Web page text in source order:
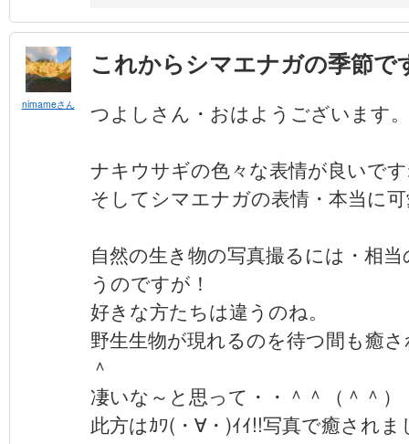
nimameさん
これからシマエナガの季節で
つよしさん・おはようございます。
ナキウサギの色々な表情が良いで
そしてシマエナガの表情・本当に
自然の生き物の写真撮るには・相
うのですが！
好きな方たちは違うのね。
野生生物が現れるのを待つ間も癒
＾
凄いな～と思って・・＾＾（＾＾）
此方はｶﾜ(・∀・)ｲｲ!!写真で癒されま